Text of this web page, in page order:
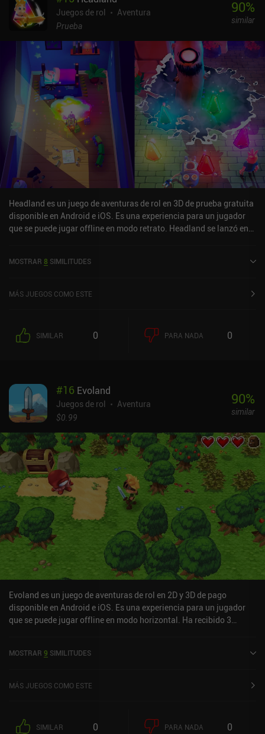
juegos del género. La historia es lo bastante cautivadora como
para crear el deseo de descubrir qué ocurre al final. Los controles
Afortunadamente, el juego es compatible con mandos
Bluetooth.Minit es un juego premium de 4,99 dólares sin anuncios
ni iAPs. Ofrece una experiencia decente para cualquier aficionado
a los juegos de aventuras clásicos, y su inusual jugabilidad lo
convierte en una recomendación fácil para los jugadores que
quieran probar algo original.
Juegos de rol
Aventura
Prueba
90%
similar
Headland es un juego de aventuras de rol en 3D de prueba gratuita
disponible en Android e iOS. Es una experiencia para un jugador
que se puede jugar offline en modo retrato. Headland se lanzó en
MOSTRAR 8 SIMILITUDES
MÁS JUEGOS COMO ESTE
SIMILAR 0 PARA NADA 0
#16 Evoland
Juegos de rol
Aventura
$0.99
90%
similar
Evoland es un juego de aventuras de rol en 2D y 3D de pago
disponible en Android e iOS. Es una experiencia para un jugador
que se puede jugar offline en modo horizontal. Ha recibido 3
5,0 en Google Play y de 4,2 sobre 5,0 en la App Store de iOS.
MOSTRAR 9 SIMILITUDES
MÁS JUEGOS COMO ESTE
SIMILAR 0 PARA NADA 0